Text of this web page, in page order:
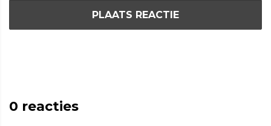
PLAATS REACTIE
0 reacties